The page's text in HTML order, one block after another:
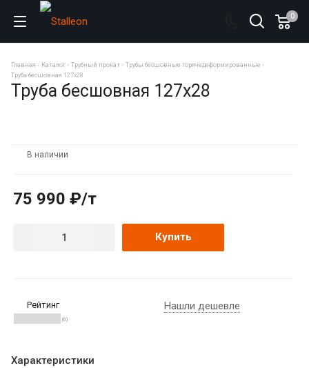
0
Главная Каталог Трубный прокат
Трубы бесшовные горячедеформированные
Труба бесшовная 127х28
Труба бесшовная 127х28
В наличии
75 990 ₽/т
Купить
Рейтинг
(0)
Нашли дешевле
Характеристики